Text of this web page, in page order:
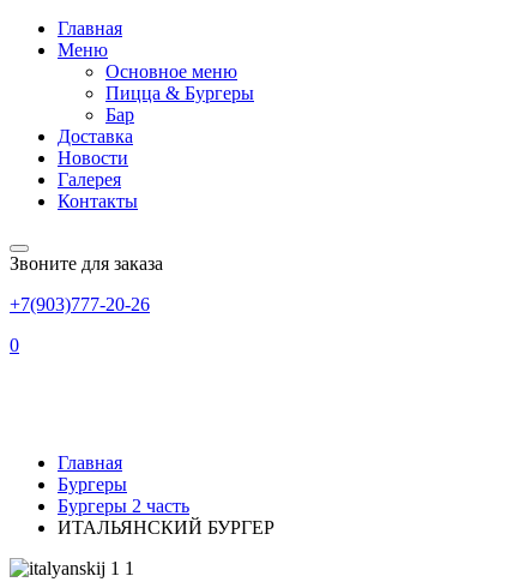
Главная
Меню
Основное меню
Пицца & Бургеры
Бар
Доставка
Новости
Галерея
Контакты
Звоните для заказа
+7(903)777-20-26
0
Главная
Бургеры
Бургеры 2 часть
ИТАЛЬЯНСКИЙ БУРГЕР